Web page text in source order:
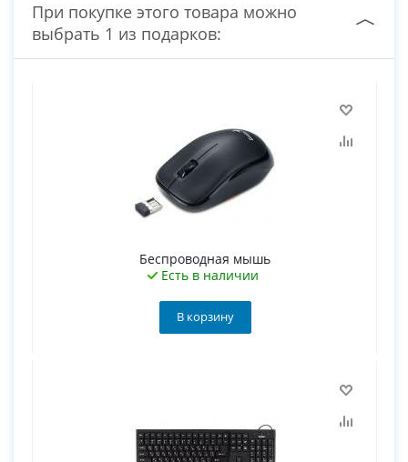
При покупке этого товара можно
выбрать 1 из подарков:
Беспроводная мышь
Есть в наличии
В корзину